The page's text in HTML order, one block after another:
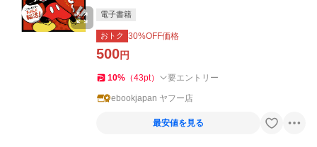
電子書籍
おトク 30%OFF価格
500円
10% （43pt） 要エントリー
ebookjapan ヤフー店
最安値を見る